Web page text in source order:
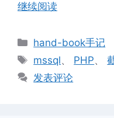
继续阅读
分
类
hand-book手记
标
签
mssql、 PHP、
发表评论